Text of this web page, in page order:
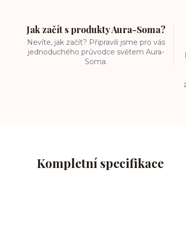
Jak začít s produkty Aura-Soma?
Nevíte, jak začít? Připravili jsme pro vás
jednoduchého průvodce světem Aura-
Soma.
Kompletní specifikace